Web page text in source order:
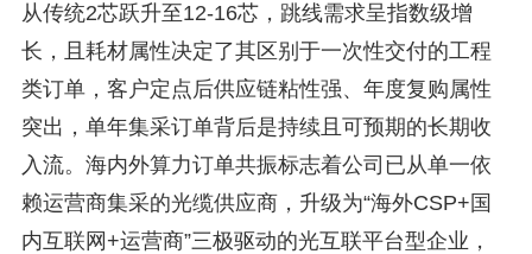
从传统2芯跃升至12-16芯，跳线需求呈指数级增
长，且耗材属性决定了其区别于一次性交付的工程
类订单，客户定点后供应链粘性强、年度复购属性
突出，单年集采订单背后是持续且可预期的长期收
入流。海内外算力订单共振标志着公司已从单一依
赖运营商集采的光缆供应商，升级为“海外CSP+国
内互联网+运营商”三极驱动的光互联平台型企业，